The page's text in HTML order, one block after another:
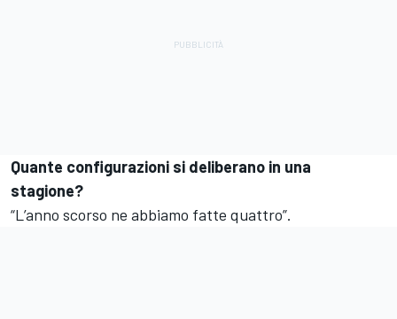
Quante configurazioni si deliberano in una
stagione?
“L’anno scorso ne abbiamo fatte quattro”.